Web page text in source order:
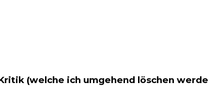
(welche ich umgehend löschen werde